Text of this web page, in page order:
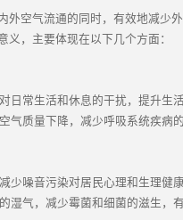
空气流通的同时，有效地减少外
，主要体现在以下几个方面：
常生活和休息的干扰，提升生活
质量下降，减少呼吸系统疾病的
噪音污染对居民心理和生理健
气，减少霉菌和细菌的滋生，有